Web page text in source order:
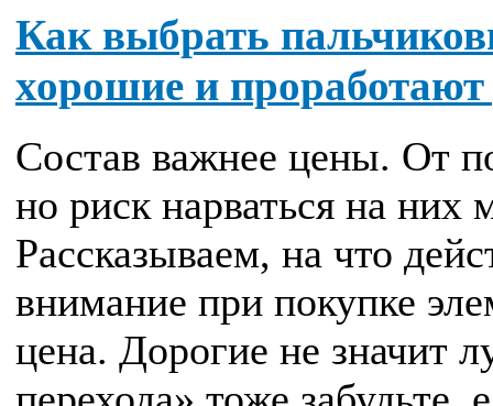
Как выбрать
хорошие и проработают
Состав важнее цены. От
но риск нарваться на
Рассказываем, на что
внимание при покупке
цена. Дорогие не значит